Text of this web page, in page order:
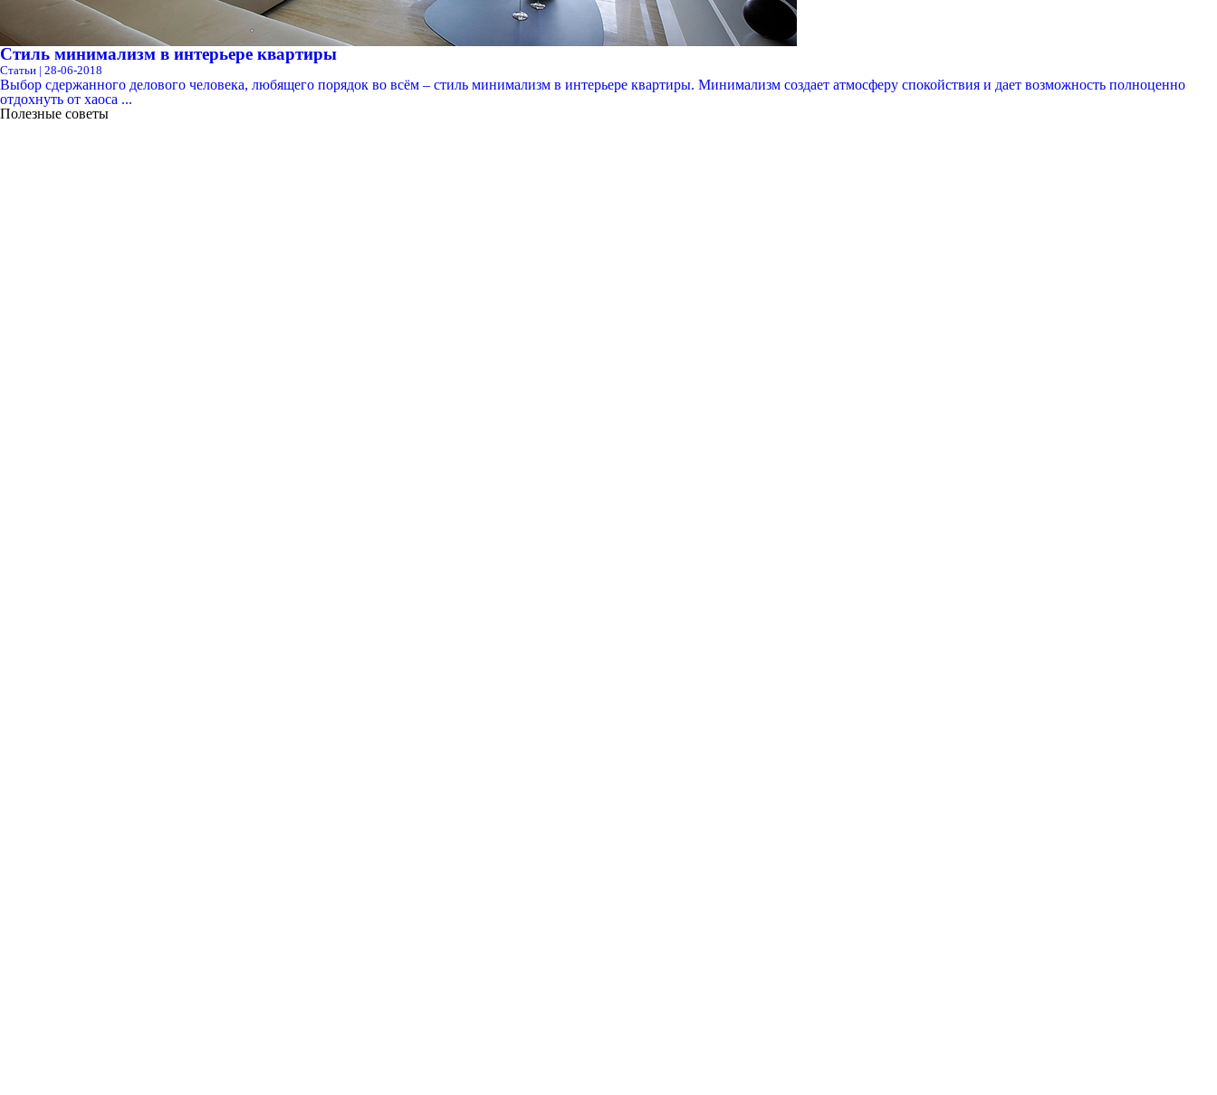
Стиль минимализм в интерьере квартиры
Статьи | 28-06-2018
Выбор сдержанного делового человека, любящего порядок во всём – стиль минимализм в интерьере квартиры. Минимализм создает атмосферу спокойствия и дает возможность полноценно
отдохнуть от хаоса ...
Полезные советы